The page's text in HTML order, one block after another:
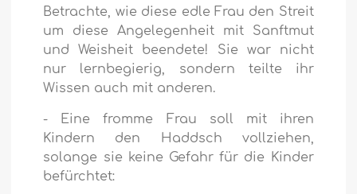
Betrachte, wie diese edle Frau den Streit
um diese Angelegenheit mit Sanftmut
und Weisheit beendete! Sie war nicht
nur lernbegierig, sondern teilte ihr
Wissen auch mit anderen.
- Eine fromme Frau soll mit ihren
Kindern den Haddsch vollziehen,
solange sie keine Gefahr für die Kinder
befürchtet: